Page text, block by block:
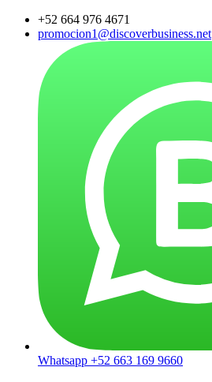
+52 664 976 4671
promocion1@discoverbusiness.net
Whatsapp +52 663 169 9660